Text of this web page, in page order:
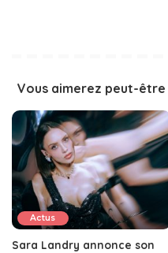
Vous aimerez peut-être
Actus
Sara Landry annonce son